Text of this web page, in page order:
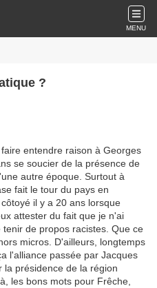
MENU
?
entendre raison à Georges
se soucier de la présence de
autre époque. Surtout à
fait le tour du pays en
il y a 20 ans lorsque
attester du fait que je n'ai
de propos racistes. Que ce
micros. D'ailleurs, longtemps
l'alliance passée par Jacques
la présidence de la région
les bons mots pour Frêche,